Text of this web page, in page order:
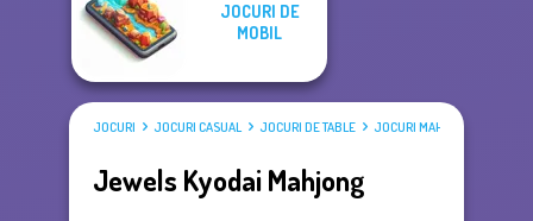
JOCURI DE
MOBIL
JOCURI JOCURI CASUAL JOCURI DE TABLE JOCURI MAHJONG
Jewels Kyodai Mahjong